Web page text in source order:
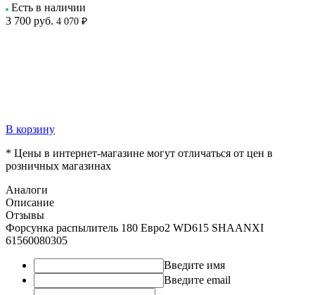
Есть в наличии
3 700 руб. 4 070 ₽
В корзину
* Цены в интернет-магазине могут отличаться от цен в
розничных магазинах
Аналоги
Описание
Отзывы
Форсунка распылитель 180 Евро2 WD615 SHAANXI
61560080305
Введите имя
Введите email